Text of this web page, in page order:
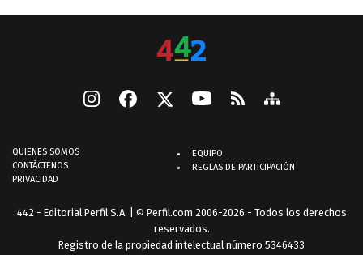
QUIENES SOMOS
CONTÁCTENOS
PRIVACIDAD
EQUIPO
REGLAS DE PARTICIPACIÓN
442 - Editorial Perfil S.A. | © Perfil.com 2006-2026 - Todos los derechos
reservados.
Registro de la propiedad intelectual número 5346433